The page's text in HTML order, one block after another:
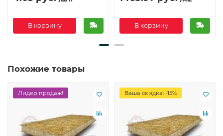
В корзину В корзину
Похожие товары
Лидер продаж! Ваша скидка: -15%